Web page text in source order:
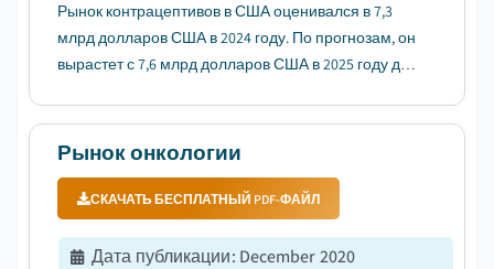
Рынок контрацептивов в США оценивался в 7,3
млрд долларов США в 2024 году. По прогнозам, он
вырастет с 7,6 млрд долларов США в 2025 году до
течение прогнозируемого периода, согласно
Рынок онкологии
СКАЧАТЬ БЕСПЛАТНЫЙ PDF-ФАЙЛ
Дата публикации: December 2020